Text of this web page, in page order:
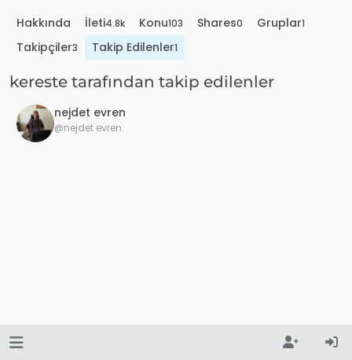
Hakkında İleti4.8k Konu103 Shares0 Gruplar1
Takipçiler3 Takip Edilenler1
kereste tarafından takip edilenler
nejdet evren
@nejdet evren